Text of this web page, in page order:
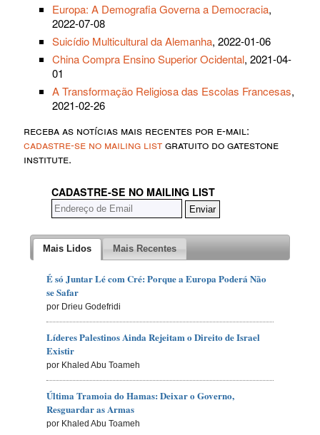
Europa: A Demografia Governa a Democracia,
2022-07-08
Suicídio Multicultural da Alemanha, 2022-01-06
China Compra Ensino Superior Ocidental, 2021-04-
01
A Transformação Religiosa das Escolas Francesas,
2021-02-26
receba as notícias mais recentes por e-mail:
cadastre-se no mailing listgratuito do gatestone
institute.
CADASTRE-SE NO MAILING LIST
Mais Lidos Mais Recentes
É só Juntar Lé com Cré: Porque a Europa Poderá Não
se Safar
por Drieu Godefridi
Líderes Palestinos Ainda Rejeitam o Direito de Israel
Existir
por Khaled Abu Toameh
Última Tramoia do Hamas: Deixar o Governo,
Resguardar as Armas
por Khaled Abu Toameh